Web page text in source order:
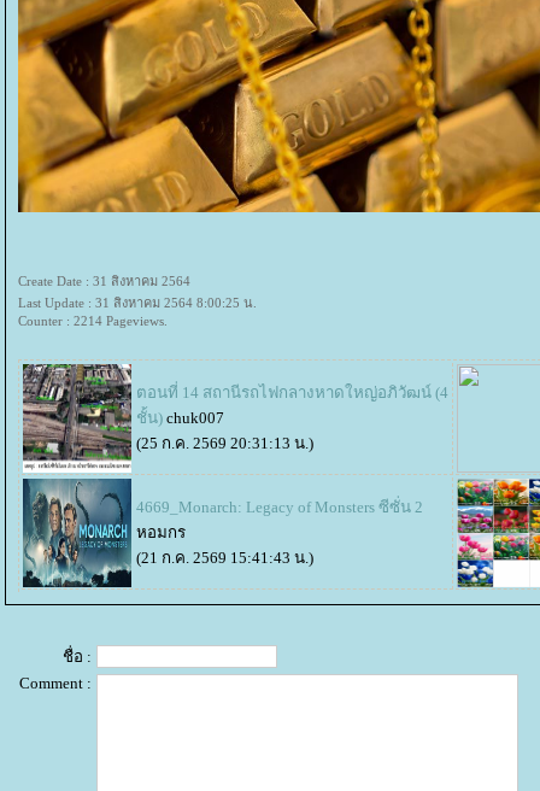
Create Date : 31 สิงหาคม 2564
Last Update : 31 สิงหาคม 2564 8:00:25 น.
Counter : 2214 Pageviews.
ตอนที่ 14 สถานีรถไฟกลางหาดใหญ่อภิวัฒน์ (4
ชั้น) chuk007
(25 ก.ค. 2569 20:31:13 น.)
4669_Monarch: Legacy of Monsters ซีซั่น 2
หอมกร
(21 ก.ค. 2569 15:41:43 น.)
ชื่อ :
Comment :